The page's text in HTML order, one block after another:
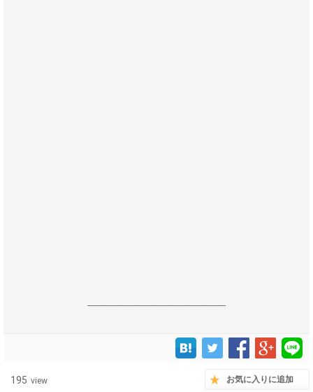
------------------------------------------------------------------
195 view お気に入りに追加